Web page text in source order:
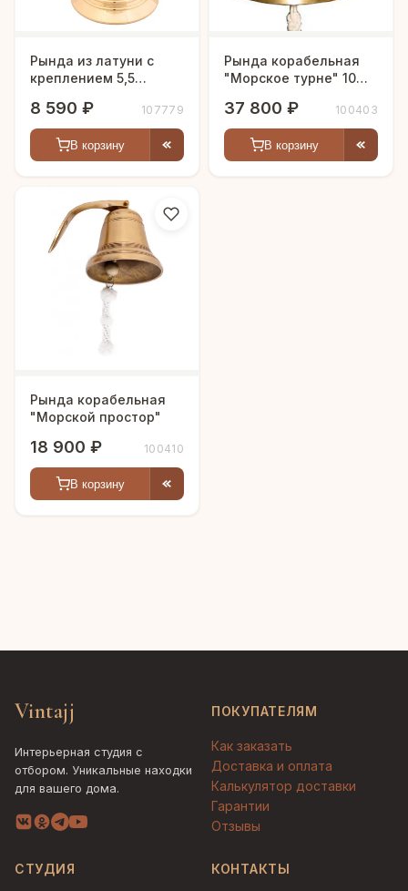
Рында из латуни с
креплением 5,5
8 590 ₽ 107779
В корзину
Рында корабельная
"Морское турне" 10
37 800 ₽ 100403
В корзину
Рында корабельная
"Морской простор"
18 900 ₽ 100410
В корзину
Vintajj
Интерьерная студия с
отбором. Уникальные находки
для вашего дома.
ПОКУПАТЕЛЯМ
Как заказать
Доставка и оплата
Калькулятор доставки
Гарантии
Отзывы
СТУДИЯ КОНТАКТЫ